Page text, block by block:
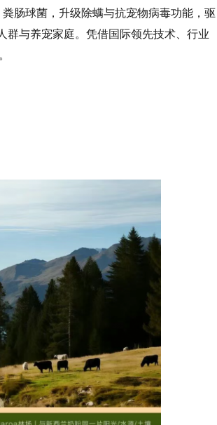
肠球菌，升级除螨与抗宠物病毒功能，驱
群与养宠家庭。凭借国际领先技术、行业